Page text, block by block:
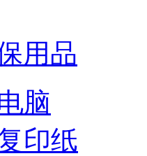
用品
脑
印纸